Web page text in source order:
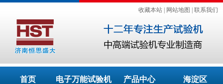
收藏本站 网站地图 联系我们
首页 电子万能试验机 产品中心 海淀区